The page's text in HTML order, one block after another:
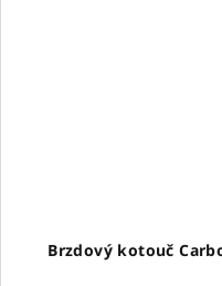
Brzdový kotouč